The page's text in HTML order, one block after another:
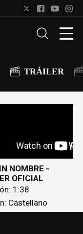
TRÁILER
NOMBRE -
OFICIAL
1:38
Castellano